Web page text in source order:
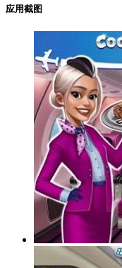
应用截图